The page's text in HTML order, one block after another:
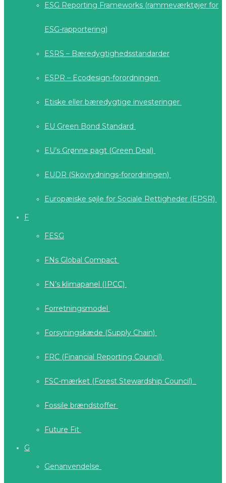
ESG Reporting Frameworks (rammeværktøjer for
ESG-rapportering)
ESRS – Bæredygtighedsstandarder
ESPR – Ecodesign-forordningen
Etiske eller bæredygtige investeringer
EU Green Bond Standard
EU’s Grønne pagt (Green Deal)
EUDR (Skovrydnings-forordningen)
Europæiske søjle for Sociale Rettigheder (EPSR)
F
FESG
FNs Global Compact
FN’s klimapanel (IPCC)
Forretningsmodel
Forsyningskæde (Supply Chain)
FRC (Financial Reporting Council)
FSC-mærket (Forest Stewardship Council)
Fossile brændstoffer
Future Fit
G
Genanvendelse